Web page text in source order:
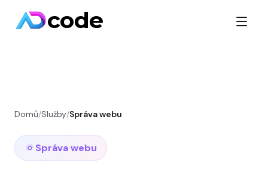
code
Domů/Služby/Správa webu
Správa webu